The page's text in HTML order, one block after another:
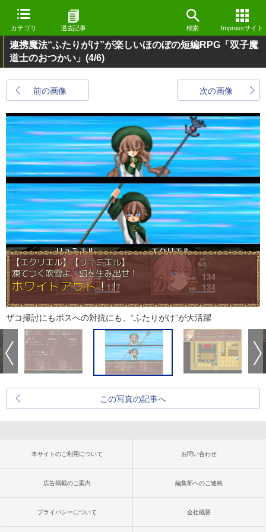
カテゴリ 過去記事 検索 Impressサイト
連携魔法“ふたりがけ”が楽しいほのぼの短編RPG「双子魔
道士のおつかい」 (4/6)
前の画像 次の画像
ザコ掃討にもボスへの対抗にも、“ふたりがけ”が大活躍
この写真の記事へ
本サイトのご利用について お問い合わせ
広告掲載のご案内 編集部へのご連絡
プライバシーについて 会社概要